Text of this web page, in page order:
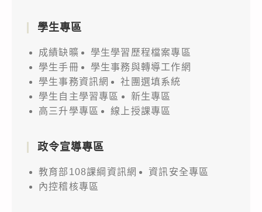
學生專區
成績缺曠
學生學習歷程檔案專區
學生手冊
學生事務與轉導工作網
學生事務資訊網
社團選填系統
學生自主學習專區
新生專區
高三升學專區
線上授課專區
政令宣導專區
教育部108課綱資訊網
資訊安全專區
內控稽核專區